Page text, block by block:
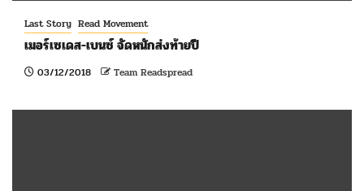
Last Story Read Movement
เมอร์เซเดส-เบนซ์ จัดหนักส่งท้ายปี
03/12/2018 Team Readspread